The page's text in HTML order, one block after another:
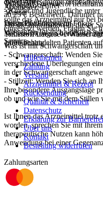
dieser Altersgruppe nicht
- Kinder und Jugendliche unter
sollte das Arzneimittel nur bei
eingesetzt werden. Fragen Sie
Was ist mit Schwangerschaft
- Schwangerschaft: Wenden
verschiedene Überlegungen
in der Schwangerschaft
- Stillzeit: Wenden Sie sich an
Ihre besondere Ausgangslage
ob und wie Sie mit dem Stillen
Ist Ihnen das Arzneimittel trotz
worden, sprechen Sie mit
therapeutische Nutzen kann
Anwendung bei einer
Apotheker.
Für die Information an dieser
Nebenwirkungen
1.000 behandelten Patienten
Wirkstoff Formoterol
Wasser
entspricht Formoterol
Hilfsstoff Lactose-1-Wasser
proteinhaltig
Versandkostenfrei
ab25€Bestellwert. Darunter
Deine Bedürfnisse im Fokus
Wir prüfen für dich wirklich
Service
Hilfethemen
Zahlung
Versand
Arzneimittel & Rezept
Rücksendung
Qualität & Sicherheit
Datenschutz
Erklärung zur
Über uns
Kontakt
Bestellung widerrufen
Zahlungsarten